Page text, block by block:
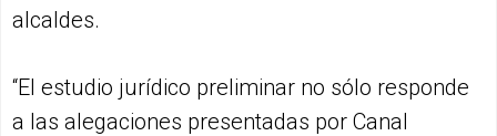
alcaldes.
“El estudio jurídico preliminar no sólo responde
a las alegaciones presentadas por Canal